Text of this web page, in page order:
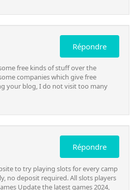
Répondre
free kinds of stuff over the
companies which give free
your blog, I do not visit too many
Répondre
to try playing slots for every camp
no deposit required. All slots players
Update the latest games 2024,